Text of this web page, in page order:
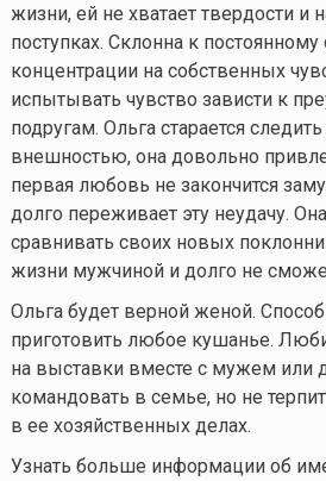
жизни, ей не хватает твердости и
поступках. Склонна к постоянному
концентрации на собственных
испытывать чувство зависти к
подругам. Ольга старается
внешностью, она довольно
первая любовь не закончится
долго переживает эту неудачу.
сравнивать своих новых
жизни мужчиной и долго не
Ольга будет верной женой.
приготовить любое кушанье.
на выставки вместе с мужем или
командовать в семье, но не
в ее хозяйственных делах.
Узнать больше информации об